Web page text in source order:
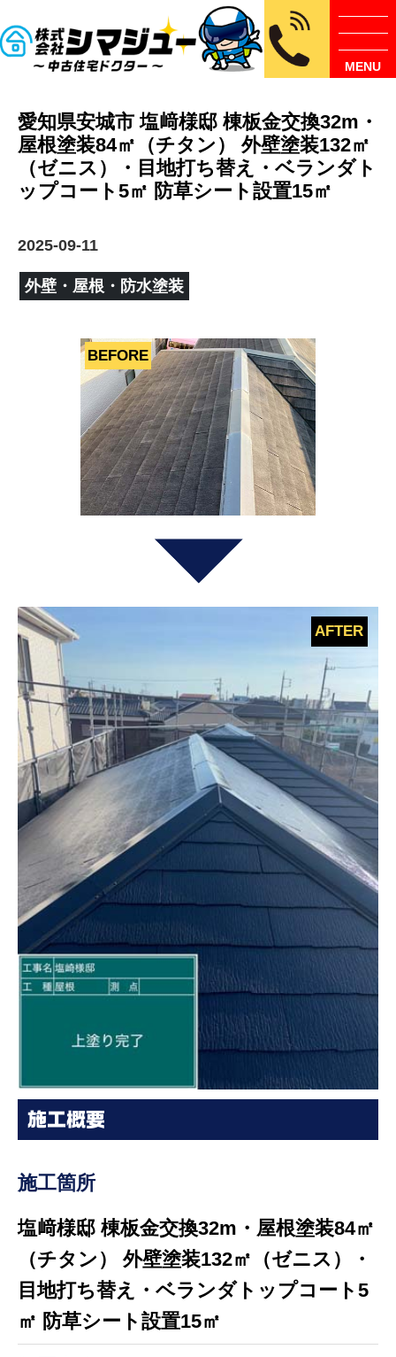
MENU
愛知県安城市 塩﨑様邸 棟板金交換32m・
屋根塗装84㎡（チタン） 外壁塗装132㎡
（ゼニス）・目地打ち替え・ベランダト
ップコート5㎡ 防草シート設置15㎡
2025-09-11
外壁・屋根・防水塗装
施工概要
施工箇所
塩﨑様邸 棟板金交換32m・屋根塗装84㎡
（チタン） 外壁塗装132㎡（ゼニス）・
目地打ち替え・ベランダトップコート5
㎡ 防草シート設置15㎡